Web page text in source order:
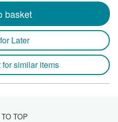
basket
Later
similar items
TOP